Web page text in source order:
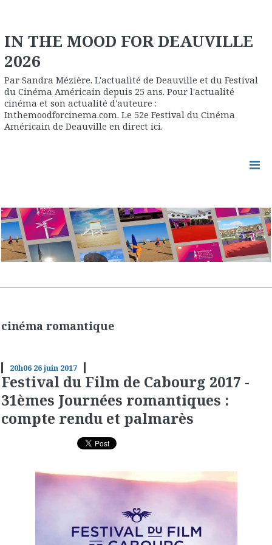
IN THE MOOD FOR DEAUVILLE
2026
Par Sandra Mézière. L'actualité de Deauville et du Festival
du Cinéma Américain depuis 25 ans. Pour l'actualité
cinéma et son actualité d'auteure :
Inthemoodforcinema.com. Le 52e Festival du Cinéma
Américain de Deauville en direct ici.
cinéma romantique
20h06 26juin 2017
Festival du Film de Cabourg 2017 -
31èmes Journées romantiques :
compte rendu et palmarès